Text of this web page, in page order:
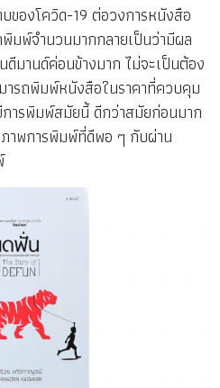
ของโควิด-19 ต่อวงการหนังสือ
มพ์จำนวนมากกลายเป็นว่ามีผล
มานด์ค่อนข้างมาก ไม่จะเป็นต้อง
รถพิมพ์หนังสือในราคาที่ควบคุม
การพิมพ์สมัยนี้ ดีกว่าสมัยก่อนมาก
าพการพิมพ์ที่ดีพอ ๆ กับผ่าน